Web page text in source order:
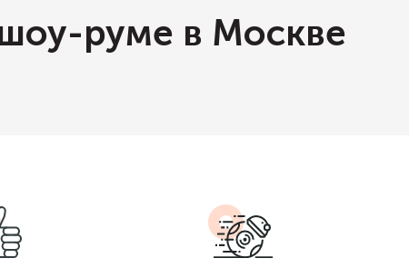
руме в Москве